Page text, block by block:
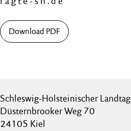
Download PDF
Schleswig-Holsteinischer Landtag
Düsternbrooker Weg 70
24105 Kiel